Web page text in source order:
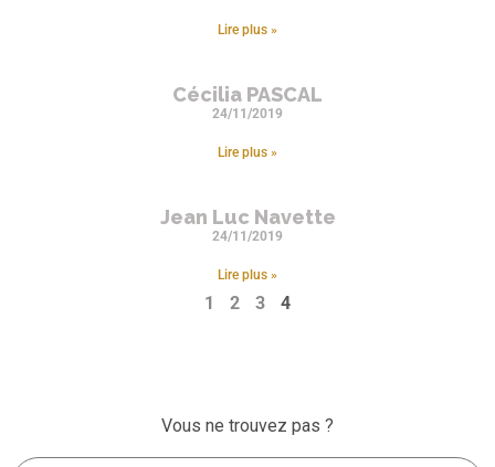
Lire plus »
Cécilia PASCAL
24/11/2019
Lire plus »
Jean Luc Navette
24/11/2019
Lire plus »
1 2 3 4
Vous ne trouvez pas ?